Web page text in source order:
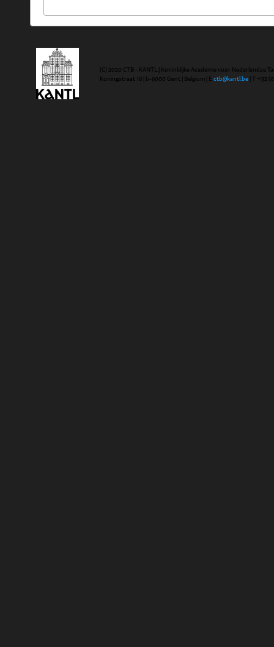
(C) 2020 CTB - KANTL | Koninklijke Academie voor Nederlandse
Koningstraat 18 | b-9000 Gent | Belgium | E ctb@kantl.be | T +32